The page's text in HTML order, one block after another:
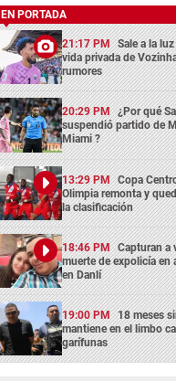
EN PORTADA
21:17 PM Sale a la
vida privada de
rumores
20:29 PM ¿Por qué
suspendió partido de
Miami ?
13:29 PM Copa
Olimpia remonta y
la clasificación
18:46 PM Capturan a
muerte de expolicía en
en Danlí
19:00 PM 18 meses
mantiene en el limbo
garífunas